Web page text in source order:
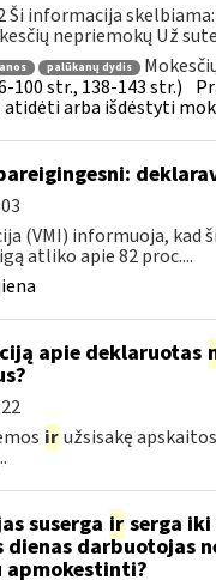
Ši informacija
nepriemokų Už
palūkanų dydis
100 str., 138-143 str.)
atidėti arba išdėstyti
(VMI) informuoja, kad
atliko apie 82 proc....
apie deklaruotas
ir užsisakę
suserga irserga iki
darbuotojas